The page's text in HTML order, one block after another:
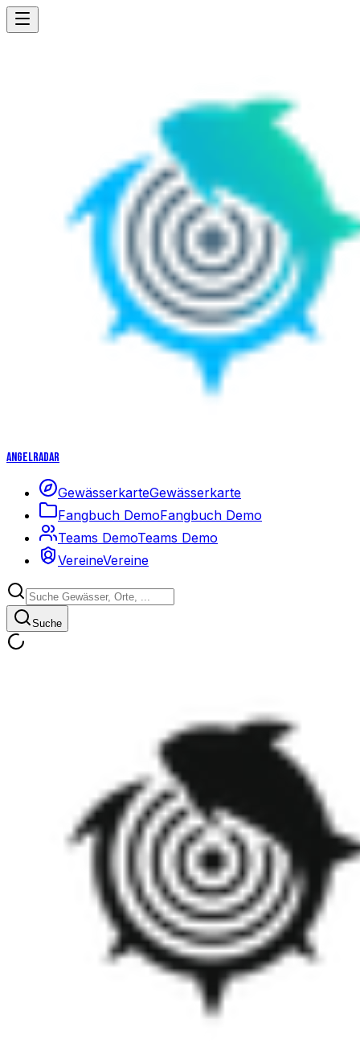
Angelradar
GewässerkarteGewässerkarte
Fangbuch DemoFangbuch Demo
Teams DemoTeams Demo
VereineVereine
Suche